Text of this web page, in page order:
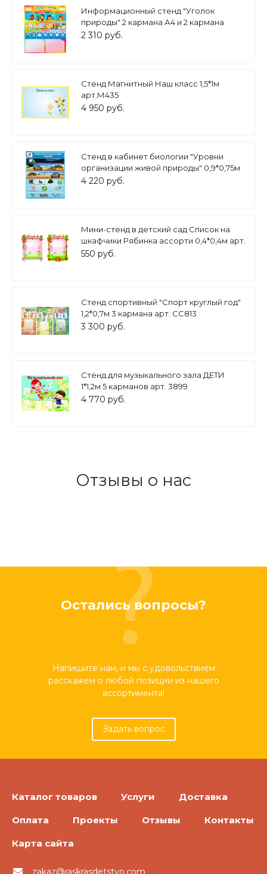
Информационный стенд "Уголок
природы" 2 кармана А4 и 2 кармана
5,5х10,5см 0,7*0,8м арт.УГ652
2 310 руб.
Стенд Магнитный Наш класс 1,5*1м
арт.М435
4 950 руб.
Стенд в кабинет биологии "Уровни
организации живой природы" 0,9*0,75м
арт. 810
4 220 руб.
Мини-стенд в детский сад Список на
шкафчики Рябинка ассорти 0,4*0,4м арт.
7418
550 руб.
Стенд спортивный "Спорт круглый год"
1,2*0,7м 3 кармана арт. СС813
3 300 руб.
Стенд для музыкального зала ДЕТИ
1*1,2м 5 карманов арт. 3899
4 770 руб.
Отзывы о нас
Остались вопросы?
Напишите нам, и мы с удовольствием
расскажем о любой позиции из нашего
ассортимента!
Задать вопрос
Каталог товаров Услуги Доставка
Оплата Проекты Отзывы Контакты
Карта сайта
zakaz@raskrasdetstvo.com